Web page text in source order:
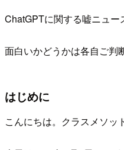
ChatGPTに関する嘘ニュー
面白いかどうかは各自ご判
はじめに
こんにちは。クラスメソッ